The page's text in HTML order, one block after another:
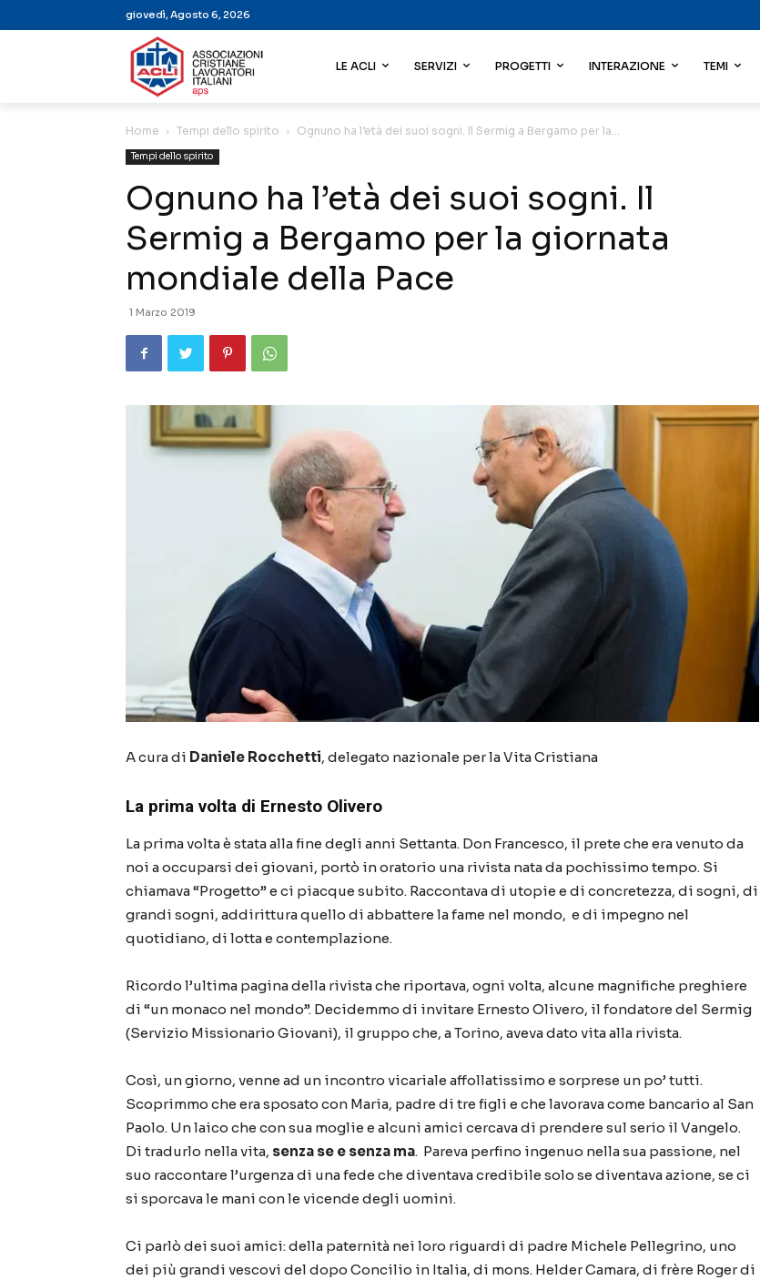
giovedì, Agosto 6, 2026
LE ACLI SERVIZI PROGETTI INTERAZIONE TEMI
Home Tempi dello spirito Ognuno ha l’età dei suoi sogni. Il Sermig a Bergamo per la...
Tempi dello spirito
Ognuno ha l’età dei suoi sogni. Il
Sermig a Bergamo per la giornata
mondiale della Pace
1 Marzo 2019
A cura di Daniele Rocchetti, delegato nazionale per la Vita Cristiana
La prima volta di Ernesto Olivero
La prima volta è stata alla fine degli anni Settanta. Don Francesco, il prete che era venuto da
noi a occuparsi dei giovani, portò in oratorio una rivista nata da pochissimo tempo. Si
chiamava “Progetto” e ci piacque subito. Raccontava di utopie e di concretezza, di sogni, di
grandi sogni, addirittura quello di abbattere la fame nel mondo, e di impegno nel
quotidiano, di lotta e contemplazione.
Ricordo l’ultima pagina della rivista che riportava, ogni volta, alcune magnifiche preghiere
di “un monaco nel mondo”. Decidemmo di invitare Ernesto Olivero, il fondatore del Sermig
(Servizio Missionario Giovani), il gruppo che, a Torino, aveva dato vita alla rivista.
Così, un giorno, venne ad un incontro vicariale affollatissimo e sorprese un po’ tutti.
Scoprimmo che era sposato con Maria, padre di tre figli e che lavorava come bancario al San
Paolo. Un laico che con sua moglie e alcuni amici cercava di prendere sul serio il Vangelo.
Di tradurlo nella vita, senza se e senza ma. Pareva perfino ingenuo nella sua passione, nel
suo raccontare l’urgenza di una fede che diventava credibile solo se diventava azione, se ci
si sporcava le mani con le vicende degli uomini.
Ci parlò dei suoi amici: della paternità nei loro riguardi di padre Michele Pellegrino, uno
dei più grandi vescovi del dopo Concilio in Italia, di mons. Helder Camara, di frère Roger di